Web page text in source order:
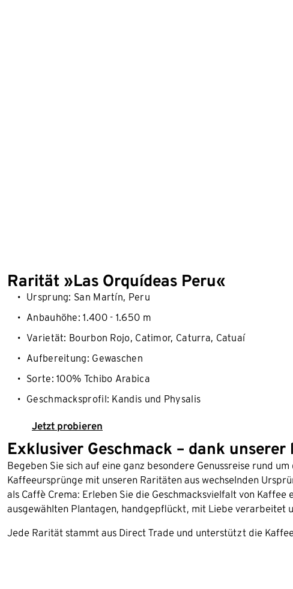
Rarität »Las Orquídeas Peru«
Ursprung: San Martín, Peru
Anbauhöhe: 1.400 - 1.650 m​
Varietät: Bourbon Rojo, Catimor, Caturra, Catuaí
Aufbereitung: Gewaschen
Sorte: 100% Tchibo Arabica
Geschmacksprofil: Kandis und Physalis
Jetzt probieren
Exklusiver Geschmack – dank
Begeben Sie sich auf eine ganz besondere Genussreise rund
Kaffeeursprünge mit unseren Raritäten aus wechselnden
als Caffè Crema: Erleben Sie die Geschmacksvielfalt von
ausgewählten Plantagen, handgepflückt, mit Liebe verarbeitet
Jede Rarität stammt aus Direct Trade und unterstützt die